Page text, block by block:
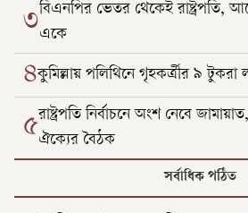
৩বিএনপির ভেতর থেকেই রাষ্ট্রপতি,
একে
৪কুমিল্লায় পলিথিনে গৃহকর্ত্রীর ৯ টুকরা
৫রাষ্ট্রপতি নির্বাচনে অংশ নেবে জামায়াত, রোববার ১১ দলীয়
ঐক্যের বৈঠক
সর্বাধিক পঠিত